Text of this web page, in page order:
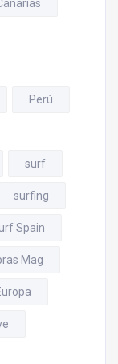
Perú
surf
surfing
Spain
Mag